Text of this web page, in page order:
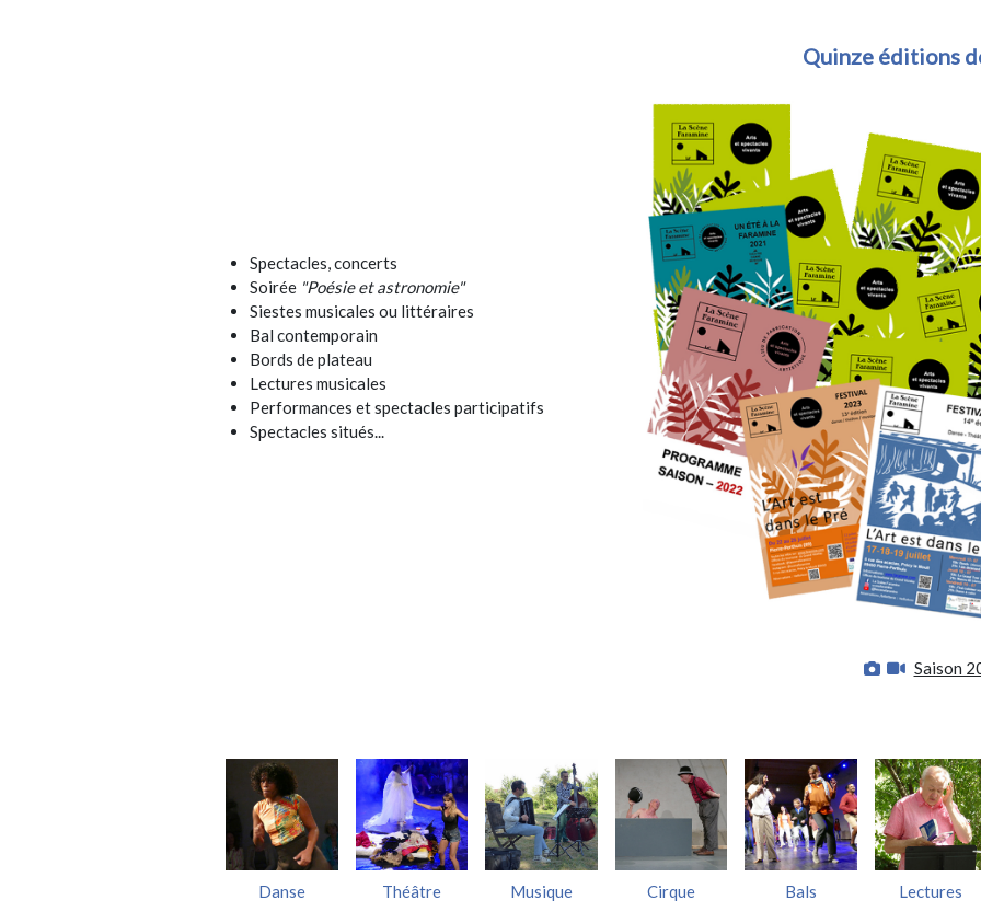
Spectacles, concerts
Soirée "Poésie et astronomie"
Siestes musicales ou littéraires
Bal contemporain
Bords de plateau
Lectures musicales
Performances et spectacles participatifs
Spectacles situés...
Quinze éditions
Saison
Danse Théâtre Musique Cirque Bals Lectures